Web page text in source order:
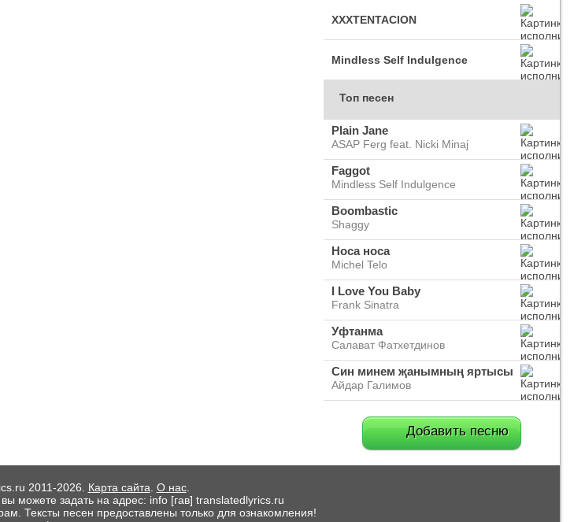
XXXTENTACION
Mindless Self Indulgence
Топ песен
Plain Jane
ASAP Ferg feat. Nicki Minaj
Faggot
Mindless Self Indulgence
Boombastic
Shaggy
Носа носа
Michel Telo
I Love You Baby
Frank Sinatra
Уфтанма
Салават Фатхетдинов
Син минем җанымның яртысы
Айдар Галимов
Добавить песню
2011-2026. Карта сайта О нас.
можете задать на адрес: info [гав] translatedlyrics.ru
Тексты песен предоставлены только для ознакомления!